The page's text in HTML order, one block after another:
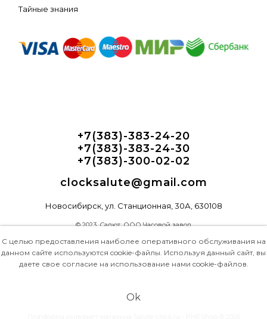
Тайные знания
+7(383)-383-24-20
+7(383)-383-24-30
+7(383)-300-02-02
clocksalute@gmail.com
Новосибирск, ул. Станционная, 30А, 630108
© 2023, Салют, ООО Часовой завод
С целью предоставления наиболее оперативного обслуживания на
данном сайте используются cookie-файлы. Используя данный сайт, вы
даете свое согласие на использование нами cookie-файлов.
Ok